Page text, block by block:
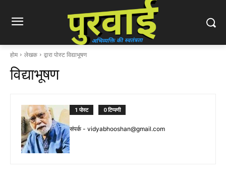
होम लेखक द्वारा पोस्ट विद्याभूषण
विद्याभूषण
1 पोस्ट 0 टिप्पणी
संपर्क - vidyabhooshan@gmail.com